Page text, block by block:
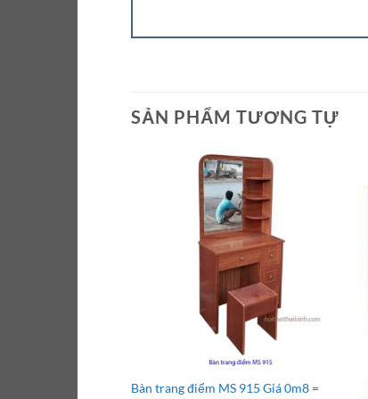
SẢN PHẨM TƯƠNG TỰ
Bàn trang điểm MS 915 Giá 0m8 =